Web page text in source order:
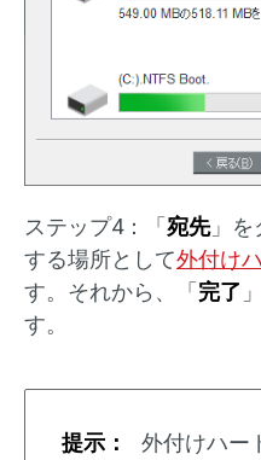
ステップ4：「宛先」を
する場所として外付け
す。それから、「完了
す。
提示：
外付けハー